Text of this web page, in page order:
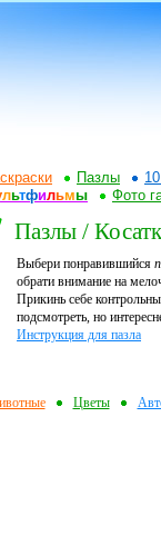
Пазлы
льтфильмы Фото
Пазлы /
Выбери понравившийся
обрати внимание на
Прикинь себе
подсмотреть, но
Инструкция для пазла
Цветы